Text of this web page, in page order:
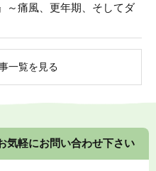
～痛風、更年期、そしてダ
一覧を見る
気軽にお問い合わせ下さい